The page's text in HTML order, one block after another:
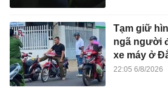
Tạm giữ
ngã người
xe máy ở
22:05 6/8/2026